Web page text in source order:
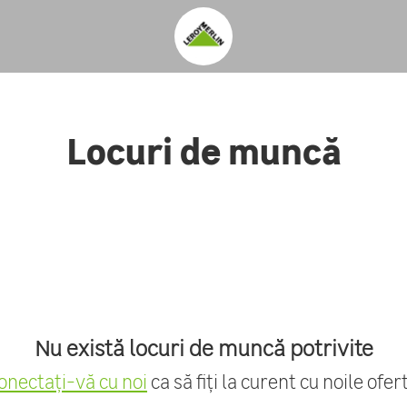
Locuri de muncă
Nu există locuri de muncă potrivite
vă cu noi ca să fiți la curent cu noile